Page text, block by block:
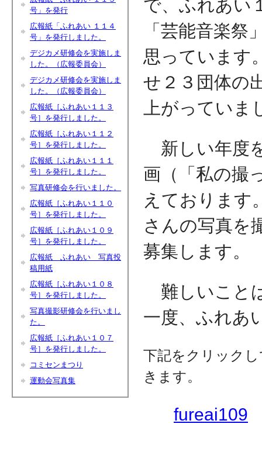
で、ふれあい
「芸能音楽
思っています
せ２３団体の
上がっていま
新しい年度
画（「私の撮
えております
さんの写真を
募集します。
難しいこと
一度、ふれあ
下記をクリック
きます。
fureai109
号」を発行
広報紙「ふれあい １１４
号」を発行しました。
デジカメ研修会を実施しま
した。（広報委員会）
デジカメ研修会を実施しま
した。（広報委員会）
広報紙［ふれあい１１３
号］を発行しました。
広報紙［ふれあい１１２
号］を発行しました。
広報紙［ふれあい１１１
号］を発行しました。
写真研修会を行いました。
広報紙［ふれあい１１０
号］を発行しました。
広報紙［ふれあい１０９
号］を発行しました。
広報紙 ふれあい 写真投
稿用紙
広報紙［ふれあい１０８
号］を発行しました。
写真撮影研修会を行いまし
た。
広報紙［ふれあい１０７
号］を発行しました。
コミセンまつり
運動会写真集